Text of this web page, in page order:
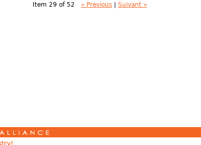
Item 29 of 52 « Previous | Suivant »